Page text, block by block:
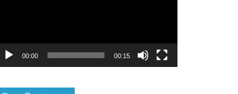
00:00 00:15